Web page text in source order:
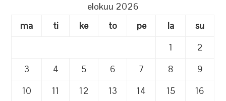
elokuu 2026
ma
ti ke to pe la
su
1
2
3
4 5 6 7 8
9
10
11 12 13 14 15
16